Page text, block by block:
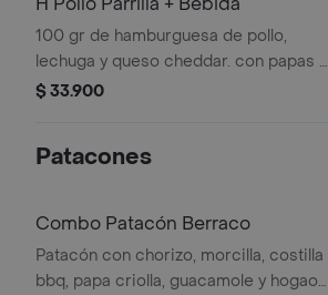
100 gr de hamburguesa de pollo,
lechuga y queso cheddar. con papas y
bebida
$ 33.900
Patacones
Combo Patacón Berraco
Patacón con chorizo, morcilla, costilla
bbq, papa criolla, guacamole y hogao